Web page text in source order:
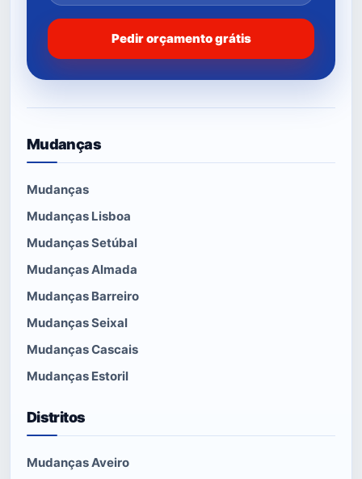
Pedir orçamento grátis
Mudanças
Mudanças
Mudanças Lisboa
Mudanças Setúbal
Mudanças Almada
Mudanças Barreiro
Mudanças Seixal
Mudanças Cascais
Mudanças Estoril
Distritos
Mudanças Aveiro